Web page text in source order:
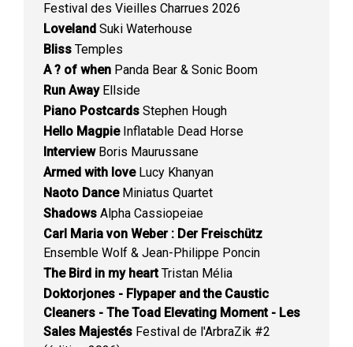
Festival des Vieilles Charrues 2026
Loveland Suki Waterhouse
Bliss Temples
A ? of when Panda Bear & Sonic Boom
Run AwayEllside
Piano Postcards Stephen Hough
Hello MagpieInflatable Dead Horse
InterviewBoris Maurussane
Armed with loveLucy Khanyan
Naoto DanceMiniatus Quartet
Shadows Alpha Cassiopeiae
Carl Maria von Weber : Der Freischütz
Ensemble Wolf & Jean-Philippe Poncin
The Bird in my heartTristan Mélia
Doktorjones - Flypaper and the Caustic
Cleaners - The Toad Elevating Moment - Les
Sales Majestés Festival de l'ArbraZik #2